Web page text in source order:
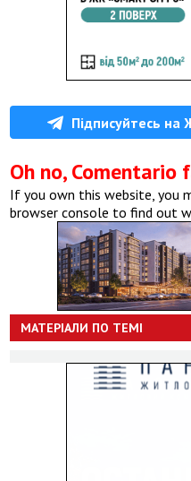
Підписуйтесь
Oh no,
If you own this website, you
browser console to find out
МАТЕРІАЛИ ПО ТЕМІ